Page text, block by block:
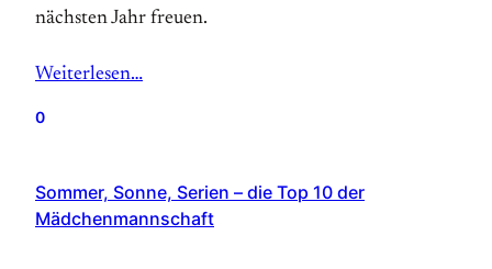
nächsten Jahr freuen.
Weiterlesen…
0
Sommer, Sonne, Serien – die Top 10 der
Mädchenmannschaft